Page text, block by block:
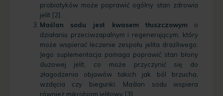
probiotyków może poprawić ogólny stan zdrowia
jelit [2].
Maślan sodu jest kwasem tłuszczowym o
działaniu przeciwzapalnym i regenerującym, który
może wspierać leczenie zespołu jelita drażliwego.
Jego suplementacja pomaga poprawić stan błony
śluzowej jelit, co może przyczynić się do
złagodzenia objawów takich jak ból brzucha,
wzdęcia czy biegunki. Maślan sodu wspiera
również mikrobiom jelitowy [3].